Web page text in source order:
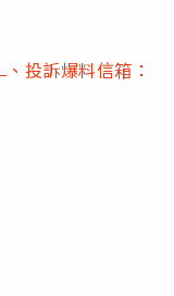
、投訴爆料信箱：